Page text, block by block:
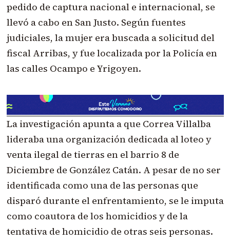
pedido de captura nacional e internacional, se
llevó a cabo en San Justo. Según fuentes
judiciales, la mujer era buscada a solicitud del
fiscal Arribas, y fue localizada por la Policía en
las calles Ocampo e Yrigoyen.
La investigación apunta a que Correa Villalba
lideraba una organización dedicada al loteo y
venta ilegal de tierras en el barrio 8 de
Diciembre de González Catán. A pesar de no ser
identificada como una de las personas que
disparó durante el enfrentamiento, se le imputa
como coautora de los homicidios y de la
tentativa de homicidio de otras seis personas.